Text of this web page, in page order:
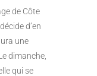
de Côte
d’en
une
dimanche,
qui se